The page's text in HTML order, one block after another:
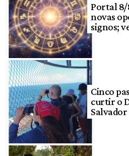
Portal 8/
novas
signos;
Cinco
curtir o